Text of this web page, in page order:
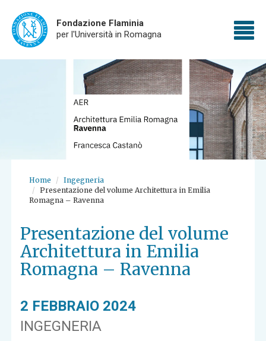
Fondazione Flaminia
per l'Università in Romagna
Home
Ingegneria
Presentazione del volume Architettura in Emilia
Romagna – Ravenna
Presentazione del volume
Architettura in Emilia
Romagna – Ravenna
2 FEBBRAIO 2024
INGEGNERIA